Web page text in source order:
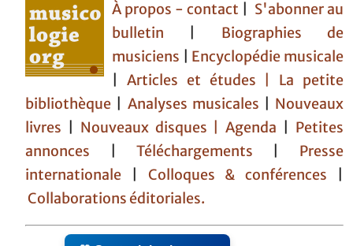
À propos - contact
S'abonner au
bulletin
Biographies de
musiciens
Encyclopédie musicale
|Articles et études | La petite
bibliothèque
Analyses musicales
Nouveaux
livres
Nouveaux disques |Agenda
Petites
annonces
Téléchargements
Presse
internationale
Colloques & conférences
Collaborations éditoriales.